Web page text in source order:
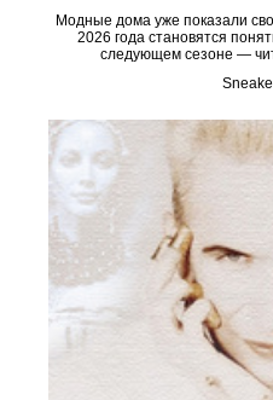
Модные дома уже показали
2026 года становятся
следующем сезоне —